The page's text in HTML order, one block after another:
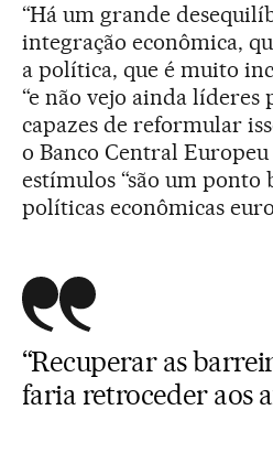
“Há um grande
integração econômica,
a política, que é muito
“e não vejo ainda
capazes de reformular
o Banco Central Europeu
estímulos “são um
políticas econômicas
“Recuperar as
faria retroceder aos